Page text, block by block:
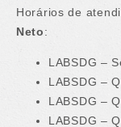
Horários de
Neto:
LABSDG –
LABSDG –
LABSDG –
LABSDG –